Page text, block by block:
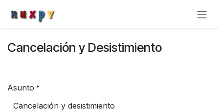
Cancelación y Desistimiento
Asunto *